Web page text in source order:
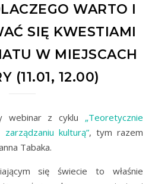
WARTO I
SIĘ KWESTIAMI
W MIEJSCACH
(11.01, 12.00)
webinar z cyklu „Teoretycznie
kulturą”, tym razem
Tabaka.
się świecie to właśnie